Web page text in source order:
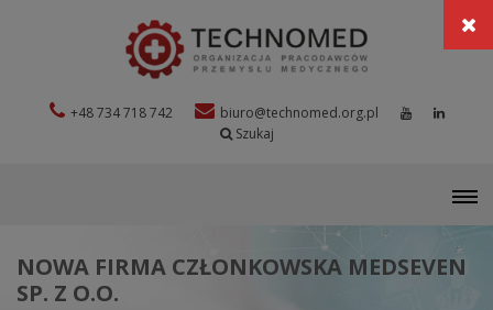
+48 734 718 742
biuro@technomed.org.pl
Szukaj
NOWA FIRMA CZŁONKOWSKA MEDSEVEN
SP. Z O.O.